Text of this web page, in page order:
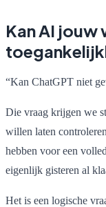
Kan AI
“Kan ChatGPT niet
Die vraag krijgen we
willen laten
hebben voor een
eigenlijk gisteren al
Het is een logische